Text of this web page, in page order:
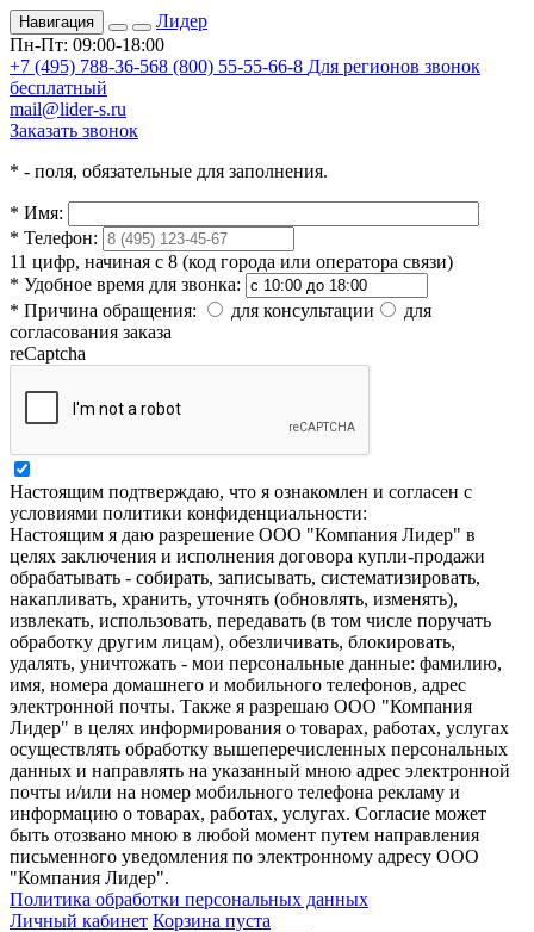
Навигация
Лидер
Пн-Пт: 09:00-18:00
+7 (495) 788-36-568 (800) 55-55-66-8 Для регионов звонок
бесплатный
mail@lider-s.ru
Заказать звонок
* - поля, обязательные для заполнения.
* Имя:
* Телефон:
11 цифр, начиная с 8 (код города или оператора связи)
* Удобное время для звонка:
* Причина обращения: для консультации
для
согласования заказа
reCaptcha
Настоящим подтверждаю, что я ознакомлен и согласен с
условиями политики конфиденциальности:
Настоящим я даю разрешение ООО "Компания Лидер" в
целях заключения и исполнения договора купли-продажи
обрабатывать - собирать, записывать, систематизировать,
накапливать, хранить, уточнять (обновлять, изменять),
извлекать, использовать, передавать (в том числе поручать
обработку другим лицам), обезличивать, блокировать,
удалять, уничтожать - мои персональные данные: фамилию,
имя, номера домашнего и мобильного телефонов, адрес
электронной почты. Также я разрешаю ООО "Компания
Лидер" в целях информирования о товарах, работах, услугах
осуществлять обработку вышеперечисленных персональных
данных и направлять на указанный мною адрес электронной
почты и/или на номер мобильного телефона рекламу и
информацию о товарах, работах, услугах. Согласие может
быть отозвано мною в любой момент путем направления
письменного уведомления по электронному адресу ООО
"Компания Лидер".
Политика обработки персональных данных
Личный кабинет Корзина пуста